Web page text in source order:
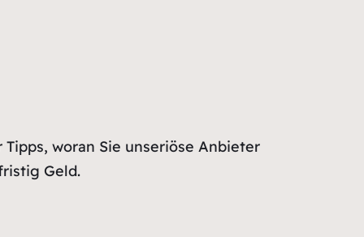
woran Sie unseriöse Anbieter
Geld.